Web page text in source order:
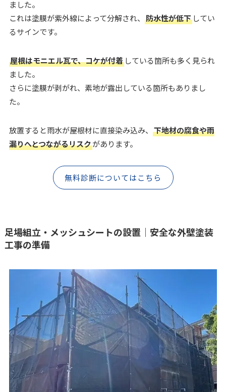
ました。
これは塗膜が紫外線によって分解され、 防水性が低下してい
るサインです。
屋根はモニエル瓦で、コケが付着している箇所も多く見られ
ました。
さらに塗膜が剥がれ、素地が露出している箇所もありまし
た。
放置すると雨水が屋根材に直接染み込み、 下地材の腐食や雨
漏りへとつながるリスクがあります。
無料診断についてはこちら
足場組立・メッシュシートの設置｜安全な外壁塗装
工事の準備